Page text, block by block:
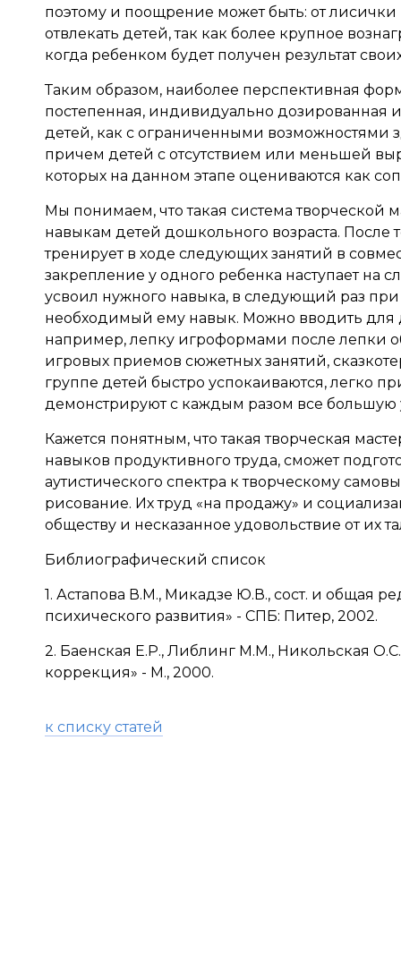
поэтому и поощрение может быть: от
отвлекать детей, так как более крупное
когда ребенком будет получен результат
Таким образом, наиболее перспективная
постепенная, индивидуально дозированная
детей, как с ограниченными возможностями
причем детей с отсутствием или меньшей
которых на данном этапе оцениваются как
Мы понимаем, что такая система творческой
навыкам детей дошкольного возраста. После
тренирует в ходе следующих занятий в
закрепление у одного ребенка наступает на
усвоил нужного навыка, в следующий раз
необходимый ему навык. Можно вводить
например, лепку игроформами после лепки
игровых приемов сюжетных занятий,
группе детей быстро успокаиваются, легко
демонстрируют с каждым разом все большую
Кажется понятным, что такая творческая
навыков продуктивного труда, сможет
аутистического спектра к творческому
рисование. Их труд «на продажу» и
обществу и несказанное удовольствие от их
Библиографический список
1. Астапова В.М., Микадзе Ю.В., сост. и общая
психического развития» - СПБ: Питер, 2002.
2. Баенская Е.Р., Либлинг М.М., Никольская
коррекция» - М., 2000.
к списку статей